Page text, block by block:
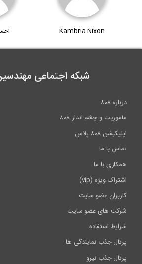
Kambria Nixon
شبکه اجتماعی مهندسین
درباره ۸۰۸
ماموریت و چشم انداز ۸۰۸
اپلیکیشن ۸۰۸ پلاس
تماس با ما
همکاری با ما
اشتراک ویژه (vip)
کاربران عضو سایت
شرکت های عضو سایت
شرایط استفاده
پرتال جذب نمایندگی ها
پرتال جذب نیرو